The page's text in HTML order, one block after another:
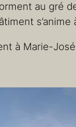
au gré
s’anime
à Marie-